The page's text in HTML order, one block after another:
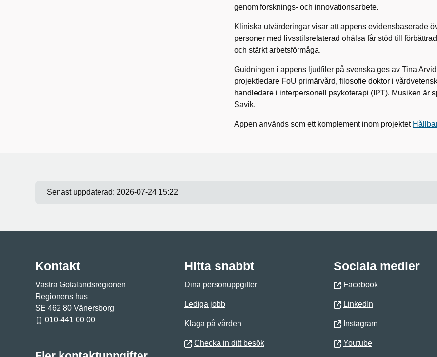
genom forsknings- och innovationsarbete.
Kliniska utvärderingar visar att appens evidensbaserade
personer med livsstilsrelaterad ohälsa får stöd till
och stärkt arbetsförmåga.
Guidningen i appens ljudfiler på svenska ges av Tina
projektledare FoU primärvård, filosofie doktor i
handledare i interpersonell psykoterapi (IPT). Musiken är
Savik.
Appen används som ett komplement inom projektet
Senast uppdaterad: 2026-07-24 15:22
Kontakt
Västra Götalandsregionen
Regionens hus
SE 462 80 Vänersborg
010-441 00 00
Hitta snabbt
Dina personuppgifter
Lediga jobb
Klaga på vården
Checka in ditt besök
Sociala medier
Facebook
LinkedIn
Instagram
Youtube